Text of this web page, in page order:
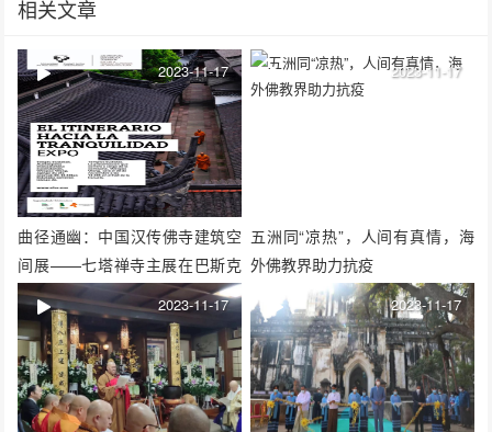
相关文章
曲径通幽：中国汉传佛寺建筑空
间展——七塔禅寺主展在巴斯克
大学展出
2023-11-17
五洲同“凉热”，人间有真情，海
外佛教界助力抗疫
2023-11-17
2023-11-17 2023-11-17